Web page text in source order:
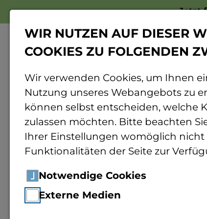
Jetzt
Home Forschung Rund ums
von
WIR NUTZEN AUF DIESER
COOKIES ZU FOLGENDEN
Wir verwenden Cookies, um Ihnen
Nutzung unseres Webangebots zu
können selbst entscheiden, welche
zulassen möchten. Bitte beachten
Ihrer Einstellungen womöglich nicht
Funktionalitäten der Seite zur
Notwendige Cookies
Externe Medien